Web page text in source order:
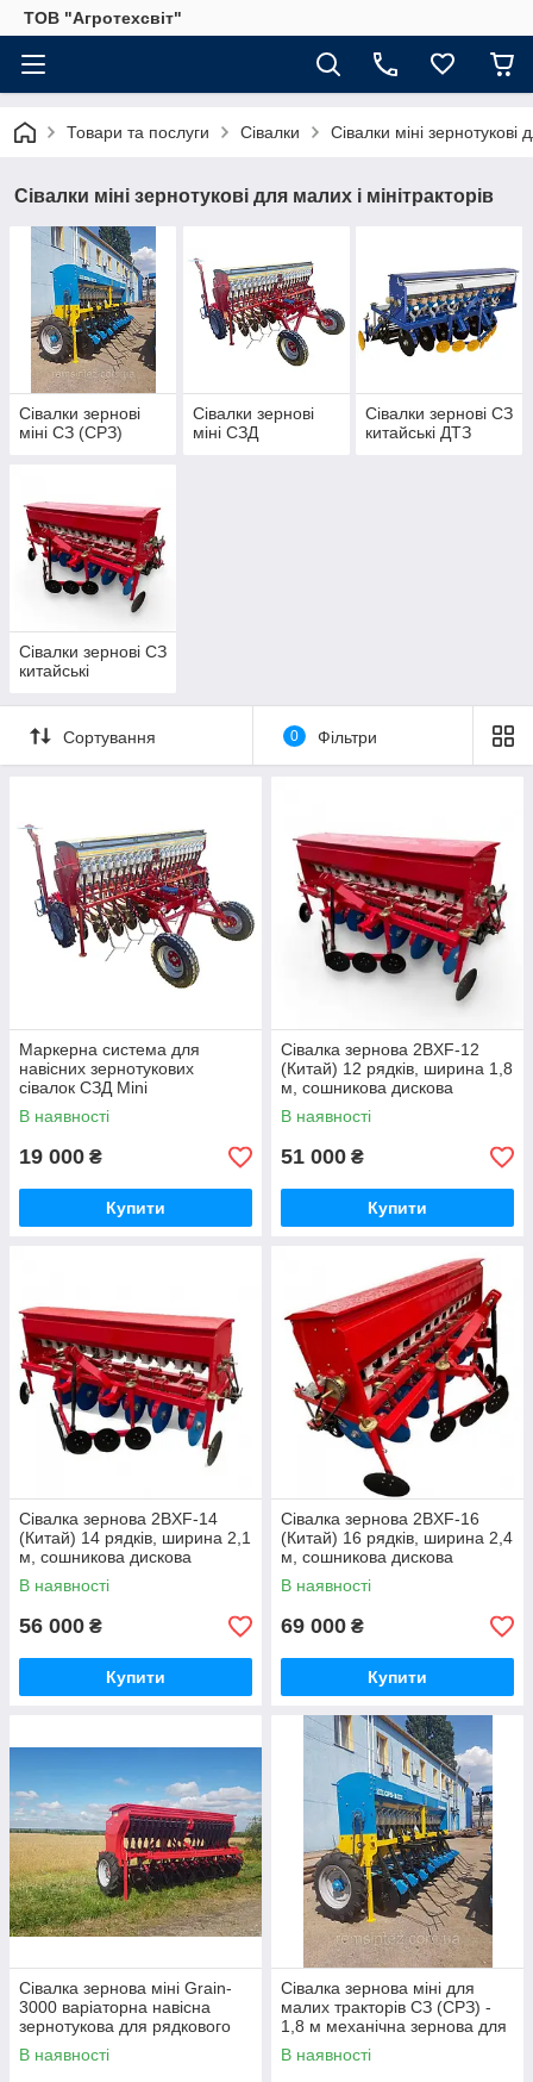
ТОВ "Агротехсвіт"
Товари та послуги Сівалки Сівалки міні зернотукові
Сівалки міні зернотукові для малих і мінітракторів
Сівалки зернові
міні СЗ (СРЗ)
Сівалки зернові
міні СЗД
Сівалки зернові СЗ
китайські ДТЗ
Сівалки зернові СЗ
китайські
Сортування 0 Фільтри
Маркерна система для
навісних зернотукових
сівалок СЗД Mini
В наявності
19 000 ₴
Купити
Сівалка зернова 2BXF-12
(Китай) 12 рядків, ширина 1,8
м, сошникова дискова
навісна 12-тирядна китайська
В наявності
51 000 ₴
Купити
Сівалка зернова 2BXF-14
(Китай) 14 рядків, ширина 2,1
м, сошникова дискова
навісна 14-тирядна китайська
В наявності
56 000 ₴
Купити
Сівалка зернова 2BXF-16
(Китай) 16 рядків, ширина 2,4
м, сошникова дискова
навісна 16-тирядна китайська
В наявності
69 000 ₴
Купити
Сівалка зернова міні Grain-
3000 варіаторна навісна
зернотукова для рядкового
посіву, ширина 3 м
В наявності
Сівалка зернова міні для
малих тракторів СЗ (СРЗ) -
1,8 м механічна зернова для
рядкового посіву
В наявності